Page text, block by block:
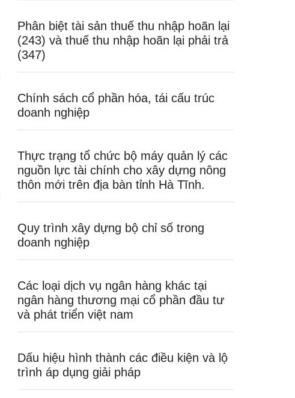
Phân biệt tài sản thuế thu nhập hoãn lại
(243) và thuế thu nhập hoãn lại phải trả
(347)
Chính sách cổ phần hóa, tái cấu trúc
doanh nghiệp
Thực trạng tổ chức bộ máy quản lý các
nguồn lực tài chính cho xây dựng nông
thôn mới trên địa bàn tỉnh Hà Tĩnh.
Quy trình xây dựng bộ chỉ số trong
doanh nghiệp
Các loại dịch vụ ngân hàng khác tại
ngân hàng thương mại cổ phần đầu tư
và phát triển việt nam
Dấu hiệu hình thành các điều kiện và lộ
trình áp dụng giải pháp